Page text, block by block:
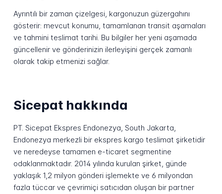
Ayrıntılı bir zaman çizelgesi, kargonuzun güzergahını
gösterir: mevcut konumu, tamamlanan transit aşamaları
ve tahmini teslimat tarihi. Bu bilgiler her yeni aşamada
güncellenir ve gönderinizin ilerleyişini gerçek zamanlı
olarak takip etmenizi sağlar.
Sicepat hakkında
PT. Sicepat Ekspres Endonezya, South Jakarta,
Endonezya merkezli bir ekspres kargo teslimat şirketidir
ve neredeyse tamamen e-ticaret segmentine
odaklanmaktadır. 2014 yılında kurulan şirket, günde
yaklaşık 1,2 milyon gönderi işlemekte ve 6 milyondan
fazla tüccar ve çevrimiçi satıcıdan oluşan bir partner